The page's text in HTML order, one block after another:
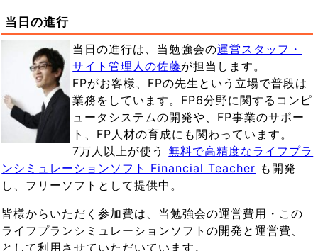
当日の進行
当日の進行は、当勉強会の運営スタッフ・
サイト管理人の佐藤が担当します。
FPがお客様、FPの先生という立場で普段は
業務をしています。FP6分野に関するコンピ
ュータシステムの開発や、FP事業のサポー
ト、FP人材の育成にも関わっています。
7万人以上が使う無料で高精度なライフプラ
ンシミュレーションソフト Financial Teacher も開発
し、フリーソフトとして提供中。
皆様からいただく参加費は、当勉強会の運営費用・この
ライフプランシミュレーションソフトの開発と運営費、
として利用させていただいています。